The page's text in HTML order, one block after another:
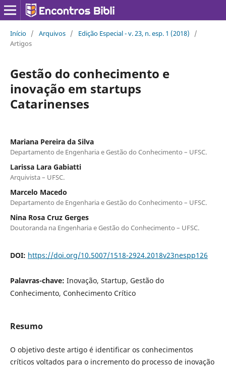
Início / Arquivos / Edição Especial - v. 23, n. esp. 1 (2018)
/
Artigos
Gestão do conhecimento e
inovação em startups
Catarinenses
Mariana Pereira da Silva
Departamento de Engenharia e Gestão do Conhecimento – UFSC.
Larissa Lara Gabiatti
Arquivista – UFSC.
Marcelo Macedo
Departamento de Engenharia e Gestão do Conhecimento – UFSC.
Nina Rosa Cruz Gerges
Doutoranda na Engenharia e Gestão do Conhecimento – UFSC.
DOI: https://doi.org/10.5007/1518-2924.2018v23nespp126
Palavras-chave: Inovação, Startup, Gestão do
Conhecimento, Conhecimento Crítico
Resumo
O objetivo deste artigo é identificar os conhecimentos
críticos voltados para o incremento do processo de inovação